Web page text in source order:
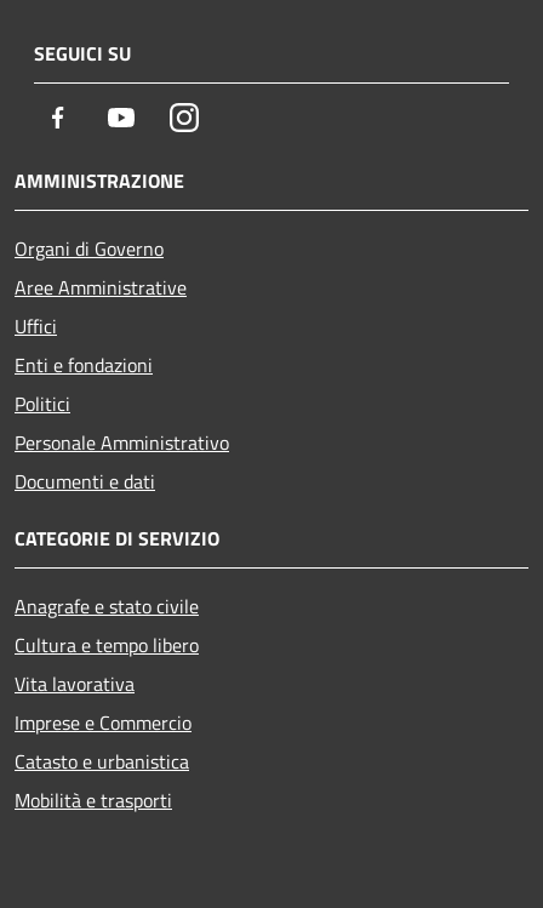
SEGUICI SU
Facebook YoutubeInstagram
AMMINISTRAZIONE
Organi di Governo
Aree Amministrative
Uffici
Enti e fondazioni
Politici
Personale Amministrativo
Documenti e dati
CATEGORIE DI SERVIZIO
Anagrafe e stato civile
Cultura e tempo libero
Vita lavorativa
Imprese e Commercio
Catasto e urbanistica
Mobilità e trasporti